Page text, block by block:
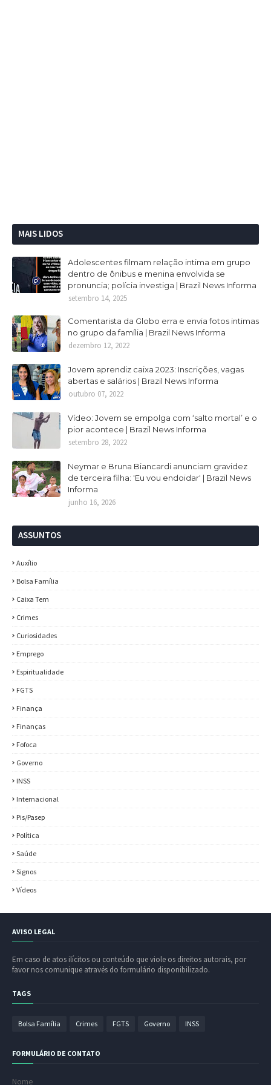
MAIS LIDOS
Adolescentes filmam relação intima em grupo
dentro de ônibus e menina envolvida se
pronuncia; polícia investiga | Brazil News Informa
setembro 14, 2025
Comentarista da Globo erra e envia fotos intimas
no grupo da família | Brazil News Informa
dezembro 12, 2022
Jovem aprendiz caixa 2023: Inscrições, vagas
abertas e salários | Brazil News Informa
outubro 07, 2022
Vídeo: Jovem se empolga com ‘salto mortal’ e o
pior acontece | Brazil News Informa
setembro 28, 2022
Neymar e Bruna Biancardi anunciam gravidez
de terceira filha: 'Eu vou endoidar' | Brazil News
Informa
junho 16, 2026
ASSUNTOS
Auxílio
Bolsa Família
Caixa Tem
Crimes
Curiosidades
Emprego
Espiritualidade
FGTS
Finança
Finanças
Fofoca
Governo
INSS
Internacional
Pis/Pasep
Política
Saúde
Signos
Vídeos
AVISO LEGAL
Em caso de atos ilícitos ou conteúdo que viole os direitos autorais, por
favor nos comunique através do formulário disponibilizado.
TAGS
Bolsa Família Crimes FGTS Governo INSS
FORMULÁRIO DE CONTATO
Nome